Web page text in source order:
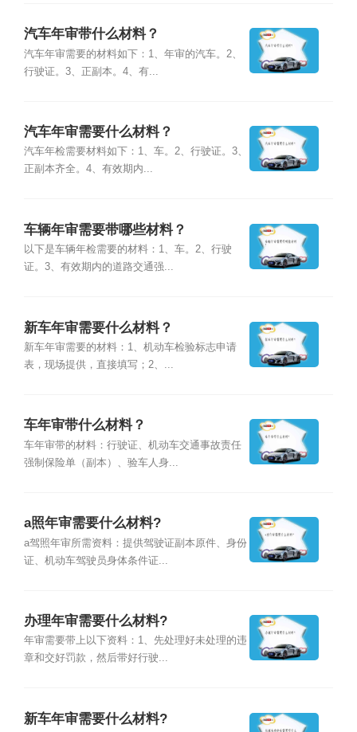
汽车年审带什么材料？
汽车年审需要的材料如下：1、年审的汽车。2、
行驶证。3、正副本。4、有...
汽车年审需要什么材料？
汽车年检需要材料如下：1、车。2、行驶证。3、
正副本齐全。4、有效期内...
车辆年审需要带哪些材料？
以下是车辆年检需要的材料：1、车。2、行驶
证。3、有效期内的道路交通强...
新车年审需要什么材料？
新车年审需要的材料：1、机动车检验标志申请
表，现场提供，直接填写；2、...
车年审带什么材料？
车年审带的材料：行驶证、机动车交通事故责任
强制保险单（副本）、验车人身...
a照年审需要什么材料?
a驾照年审所需资料：提供驾驶证副本原件、身份
证、机动车驾驶员身体条件证...
办理年审需要什么材料?
年审需要带上以下资料：1、先处理好未处理的违
章和交好罚款，然后带好行驶...
新车年审需要什么材料?